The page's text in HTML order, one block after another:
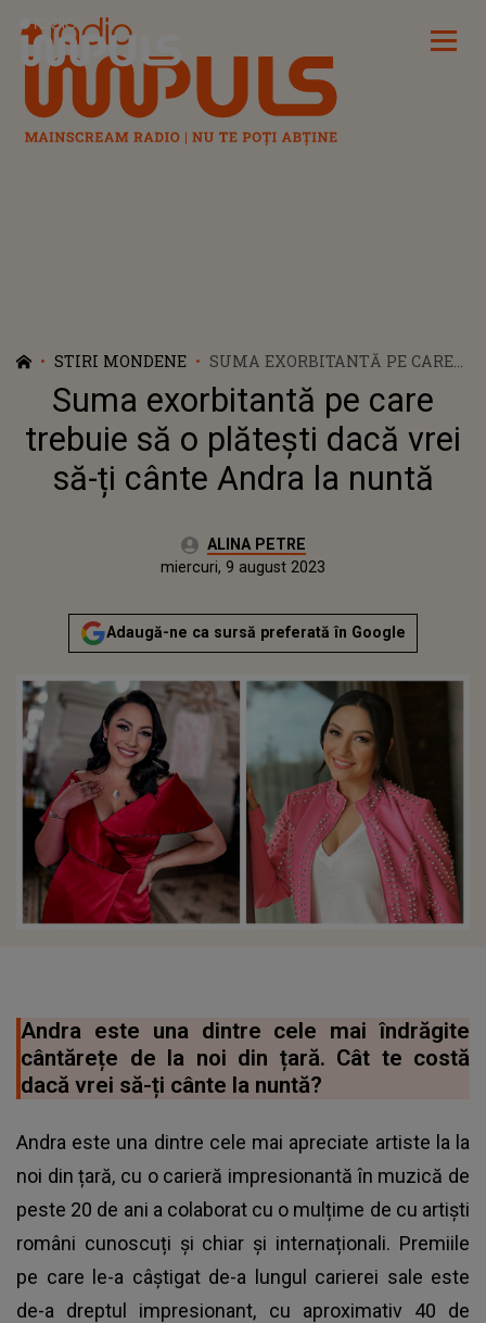
Radio Impuls
STIRI MONDENE
SUMA EXORBITANTĂ PE CARE
TREBUIE SĂ O PLĂTEȘTI DACĂ
VREI SĂ-ȚI CÂNTE ANDRA LA
NUNTĂ
Suma exorbitantă pe care
trebuie să o plătești dacă vrei
să-ți cânte Andra la nuntă
Autor:ALINA PETRE
Publicat:
miercuri, 9 august 2023
Adaugă-ne ca sursă preferată în Google
Andra este una dintre cele mai îndrăgite
cântărețe de la noi din țară. Cât te costă
dacă vrei să-ți cânte la nuntă?
Andra este una dintre cele mai apreciate artiste la la
noi din țară, cu o carieră impresionantă în muzică de
peste 20 de ani a colaborat cu o mulțime de cu artiști
români cunoscuți și chiar și internaționali. Premiile
pe care le-a câștigat de-a lungul carierei sale este
de-a dreptul impresionant, cu aproximativ 40 de